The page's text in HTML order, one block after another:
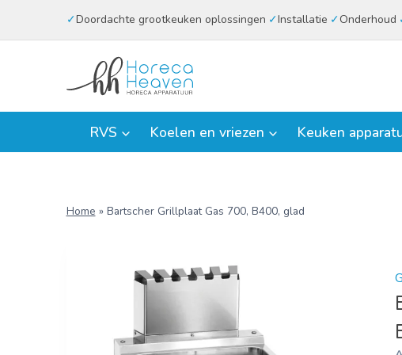
Doordachte grootkeuken oplossingen Installatie Onderhoud
RVS Koelen en vriezen Keuken
Home » Bartscher Grillplaat Gas 700, B400, glad